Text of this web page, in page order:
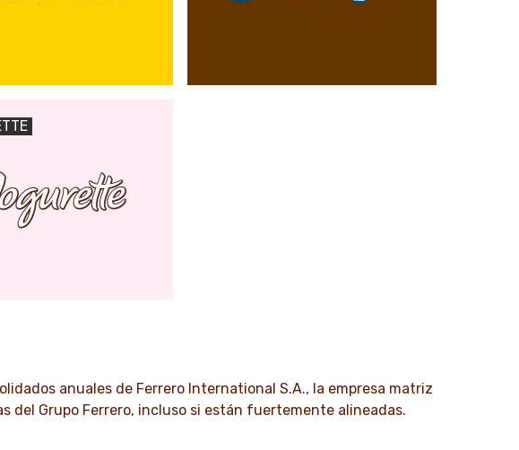
anuales de Ferrero International S.A., la empresa matriz
del Grupo Ferrero, incluso si están fuertemente alineadas.